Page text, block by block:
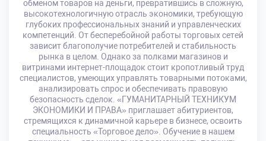
обменом товаров на деньги, превратившись в сложную,
высокотехнологичную отрасль экономики, требующую
глубоких профессиональных знаний и управленческих
компетенций. От бесперебойной работы торговых сетей
зависит благополучие потребителей и стабильность
рынка в целом. Однако за полками магазинов и
витринами интернет-площадок стоит кропотливый труд
специалистов, умеющих управлять товарными потоками,
анализировать спрос и обеспечивать правовую
безопасность сделок. «ГУМАНИТАРНЫЙ ТЕХНИКУМ
ЭКОНОМИКИ И ПРАВА» приглашает абитуриентов,
стремящихся к динамичной карьере в бизнесе, освоить
специальность «Торговое дело». Обучение в нашем